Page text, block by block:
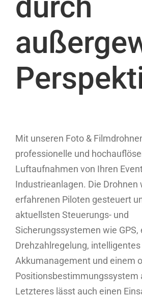
Mit unseren Foto &
professionelle und
Luftaufnahmen von Ihren
Industrieanlagen. Die Drohnen
erfahrenen Piloten gesteuert
aktuellsten Steuerungs- und
Sicherungssystemen wie GPS,
Drehzahlregelung, intelligentes
Akkumanagement und einem
Positionsbestimmungssystem
Letzteres lässt auch einen